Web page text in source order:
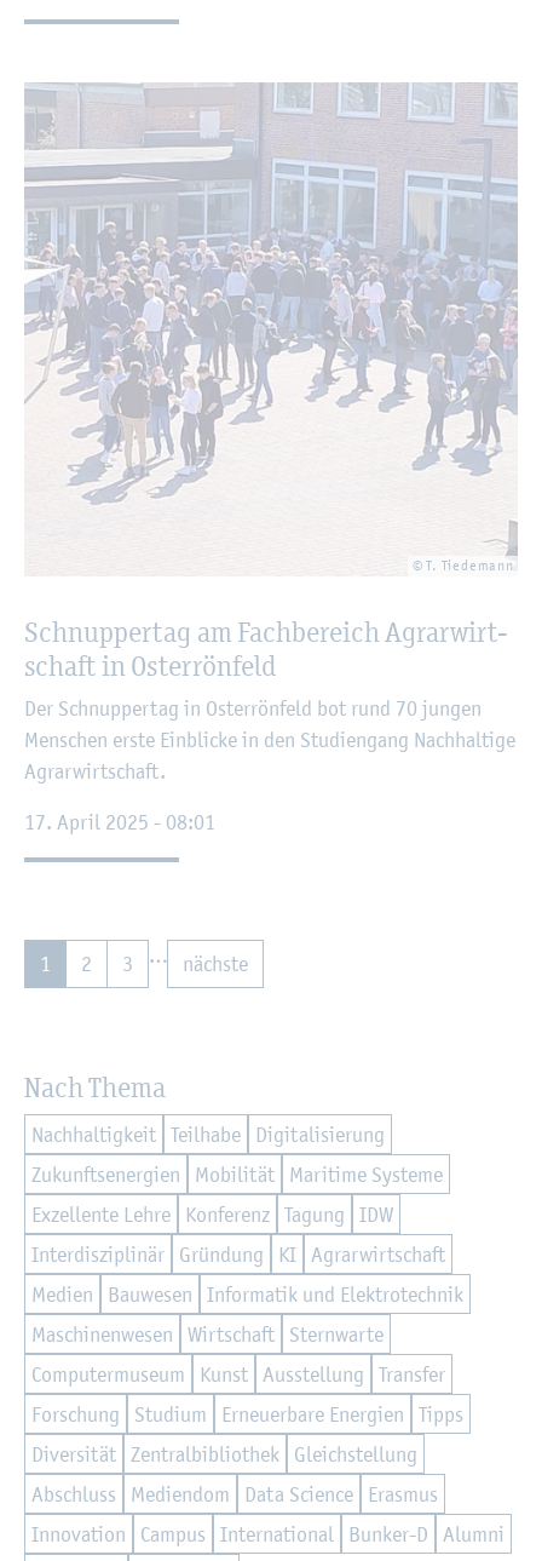
© T. Tie­de­mann
Schnup­per­tag am Fach­be­reich Agrar­wirt­
schaft in Os­ter­rön­feld
Der Schnup­per­tag in Os­ter­rön­feld bot rund 70 jun­gen
Men­schen erste Ein­bli­cke in den Stu­di­en­gang Nach­hal­ti­ge
Agrar­wirt­schaft.
17. April 2025 - 08:01
1 2 3 … nächs­te
Nach Thema
Nach­hal­tig­keit Teil­ha­be
Di­gi­ta­li­sie­rung
Zu­kunfts­en­er­gi­en
Mo­bi­li­tät
Ma­ri­ti­me Sys­te­me
Ex­zel­len­te Lehre
Kon­fe­renz Ta­gung
IDW
In­ter­dis­zi­pli­när
Grün­dung KI Agrar­wirt­schaft
Me­di­en
Bau­we­sen
In­for­ma­tik und Elek­tro­tech­nik
Ma­schi­nen­we­sen
Wirt­schaft
Stern­war­te
Com­pu­ter­mu­se­um
Kunst Aus­stel­lung
Trans­fer
For­schung
Stu­di­um Er­neu­er­ba­re En­er­gi­en
Tipps
Di­ver­si­tät Zen­tral­bi­blio­thek
Gleich­stel­lung
Ab­schluss
Me­di­en­dom Data Sci­ence
Eras­mus
In­no­va­ti­on
Cam­pus In­ter­na­tio­nal Bun­ker-D
Alum­ni